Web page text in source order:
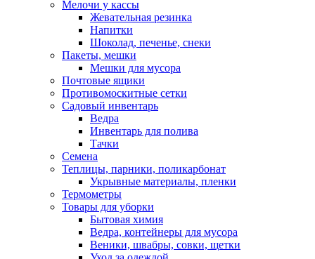
Мелочи у кассы
Жевательная резинка
Напитки
Шоколад, печенье, снеки
Пакеты, мешки
Мешки для мусора
Почтовые ящики
Противомоскитные сетки
Садовый инвентарь
Ведра
Инвентарь для полива
Тачки
Семена
Теплицы, парники, поликарбонат
Укрывные материалы, пленки
Термометры
Товары для уборки
Бытовая химия
Ведра, контейнеры для мусора
Веники, швабры, совки, щетки